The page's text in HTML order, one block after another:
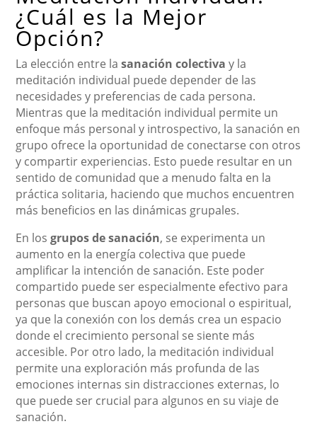
¿Cuál es la Mejor
Opción?
La elección entre lasanación colectiva y la
meditación individual puede depender de las
necesidades y preferencias de cada persona.
Mientras que la meditación individual permite un
enfoque más personal y introspectivo, la sanación en
grupo ofrece la oportunidad de conectarse con otros
y compartir experiencias. Esto puede resultar en un
sentido de comunidad que a menudo falta en la
práctica solitaria, haciendo que muchos encuentren
más beneficios en las dinámicas grupales.
En losgrupos de sanación, se experimenta un
aumento en la energía colectiva que puede
amplificar la intención de sanación. Este poder
compartido puede ser especialmente efectivo para
personas que buscan apoyo emocional o espiritual,
ya que la conexión con los demás crea un espacio
donde el crecimiento personal se siente más
accesible. Por otro lado, la meditación individual
permite una exploración más profunda de las
emociones internas sin distracciones externas, lo
que puede ser crucial para algunos en su viaje de
sanación.